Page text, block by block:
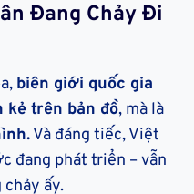
Đang Chảy Đi
biên giới quốc gia
kẻ trên bản đồ, mà là
Và đáng tiếc, Việt
đang phát triển – vẫn
ấy.